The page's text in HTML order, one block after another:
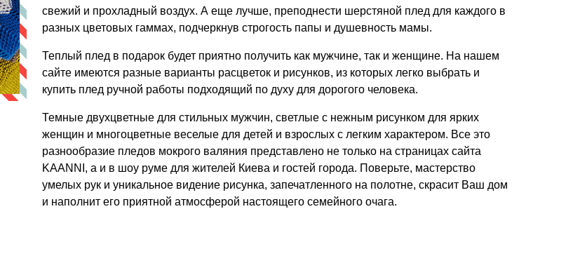
свежий и прохладный воздух. А еще лучше, преподнести шерстяной плед для каждого в
разных цветовых гаммах, подчеркнув строгость папы и душевность мамы.
Теплый плед в подарок будет приятно получить как мужчине, так и женщине. На нашем
сайте имеются разные варианты расцветок и рисунков, из которых легко выбрать и
купить плед ручной работы подходящий по духу для дорогого человека.
Темные двухцветные для стильных мужчин, светлые с нежным рисунком для ярких
женщин и многоцветные веселые для детей и взрослых с легким характером. Все это
разнообразие пледов мокрого валяния представлено не только на страницах сайта
KAANNI, а и в шоу руме для жителей Киева и гостей города. Поверьте, мастерство
умелых рук и уникальное видение рисунка, запечатленного на полотне, скрасит Ваш дом
и наполнит его приятной атмосферой настоящего семейного очага.